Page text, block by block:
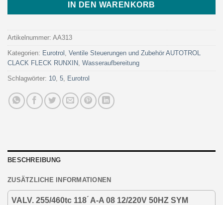
IN DEN WARENKORB
Artikelnummer: AA313
Kategorien: Eurotrol , Ventile Steuerungen und Zubehör AUTOTROL
CLACK FLECK RUNXIN, Wasseraufbereitung
Schlagwörter: 10, 5, Eurotrol
BESCHREIBUNG
ZUSÄTZLICHE INFORMATIONEN
VALV. 255/460tc 118 ́ A-A 08 12/220V 50HZ SYM